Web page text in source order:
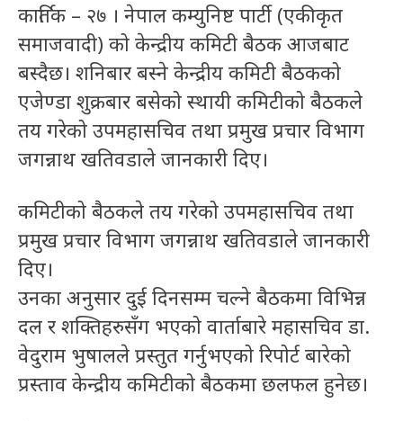
कार्तिक – २७ । नेपाल कम्युनिष्ट पार्टी (एकीकृत
समाजवादी) को केन्द्रीय कमिटी बैठक आजबाट
बस्दैछ। शनिबार बस्ने केन्द्रीय कमिटी बैठकको
एजेण्डा शुक्रबार बसेको स्थायी कमिटीको बैठकले
तय गरेको उपमहासचिव तथा प्रमुख प्रचार विभाग
जगन्नाथ खतिवडाले जानकारी दिए।
कमिटीको बैठकले तय गरेको उपमहासचिव तथा
प्रमुख प्रचार विभाग जगन्नाथ खतिवडाले जानकारी
दिए।
उनका अनुसार दुई दिनसम्म चल्ने बैठकमा विभिन्न
दल र शक्तिहरुसँग भएको वार्ताबारे महासचिव डा.
वेदुराम भुषालले प्रस्तुत गर्नुभएको रिपोर्ट बारेको
प्रस्ताव केन्द्रीय कमिटीको बैठकमा छलफल हुनेछ।